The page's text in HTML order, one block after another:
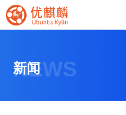
NEWS
新闻